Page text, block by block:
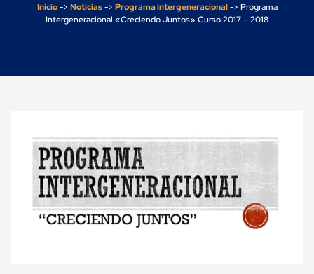
Inicio-> Noticias-> Programa intergeneracional-> Programa
Intergeneracional «Creciendo Juntos» Curso 2017 – 2018